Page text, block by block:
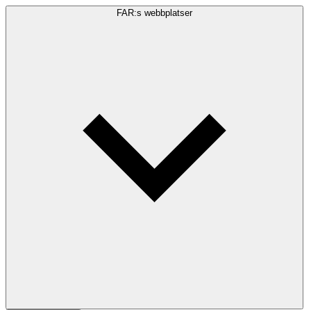
FAR:s webbplatser